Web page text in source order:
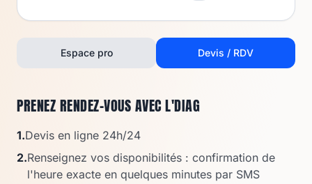
Espace pro Devis / RDV
PRENEZ RENDEZ-VOUS AVECL'DIAG
1.Devis en ligne 24h/24
2.Renseignez vos disponibilités : confirmation de
l'heure exacte en quelques minutes par SMS